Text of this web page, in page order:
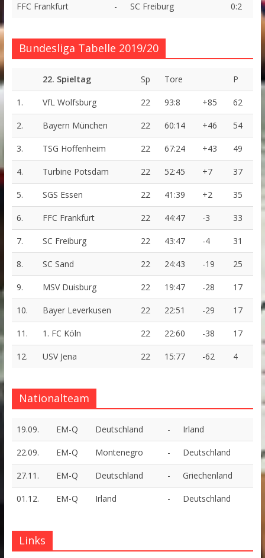
FFC Frankfurt - SC Freiburg 0:2
Bundesliga Tabelle 2019/20
22. Spieltag Sp Tore P
1. VfL Wolfsburg 22 93:8 +85 62
2. Bayern München 22 60:14 +46 54
3. TSG Hoffenheim 22 67:24 +43 49
4. Turbine Potsdam 22 52:45 +7 37
5. SGS Essen 22 41:39 +2 35
6. FFC Frankfurt 22 44:47 -3 33
7. SC Freiburg 22 43:47 -4 31
8. SC Sand 22 24:43 -19 25
9. MSV Duisburg 22 19:47 -28 17
10. Bayer Leverkusen 22 22:51 -29 17
11. 1. FC Köln 22 22:60 -38 17
12. USV Jena 22 15:77 -62 4
Nationalteam
19.09. EM-Q Deutschland - Irland
22.09. EM-Q Montenegro - Deutschland
27.11. EM-Q Deutschland - Griechenland
01.12. EM-Q Irland - Deutschland
Links